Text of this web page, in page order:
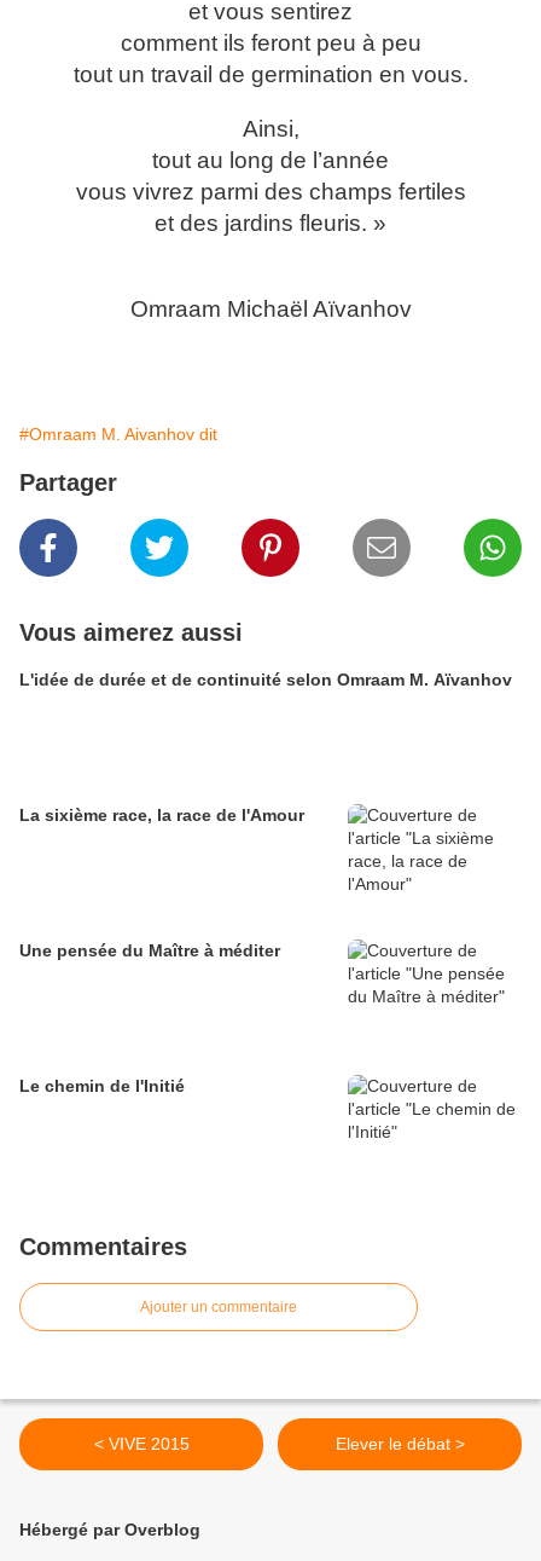
et vous sentirez
comment ils feront peu à peu
tout un travail de germination en vous.
Ainsi,
tout au long de l’année
vous vivrez parmi des champs fertiles
et des jardins fleuris. »
Omraam Michaël Aïvanhov
#Omraam M. Aivanhov dit
Partager
Vous aimerez aussi
L'idée de durée et de continuité selon Omraam M. Aïvanhov
La sixième race, la race de l'Amour
Une pensée du Maître à méditer
Le chemin de l'Initié
Commentaires
Ajouter un commentaire
< VIVE 2015 Elever le débat >
Hébergé par Overblog